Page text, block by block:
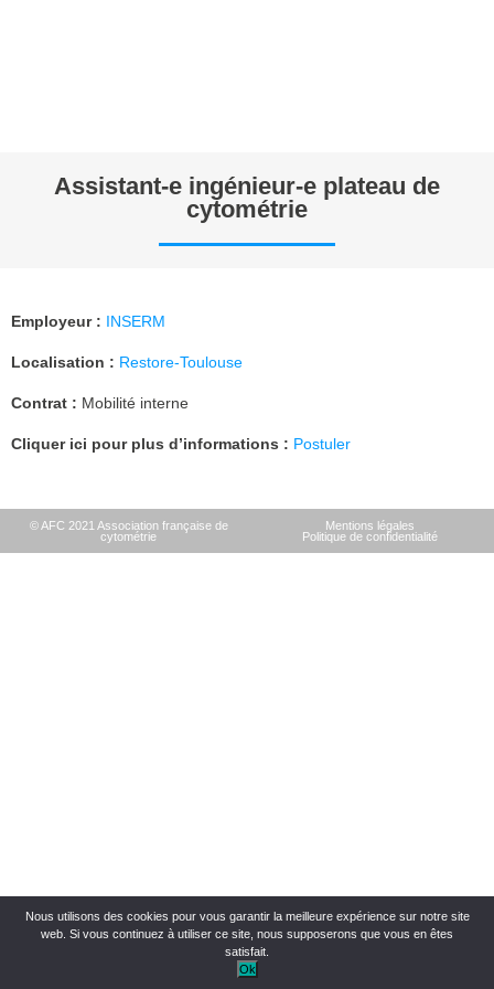
Assistant-e ingénieur-e plateau de
cytométrie
Employeur : INSERM
Localisation : Restore-Toulouse
Contrat : Mobilité interne
Cliquer ici pour plus d’informations : Postuler
© AFC 2021 Association française de
cytométrie
Mentions légales
Politique de confidentialité
Nous utilisons des cookies pour vous garantir la meilleure expérience sur notre site
web. Si vous continuez à utiliser ce site, nous supposerons que vous en êtes
satisfait.
Ok